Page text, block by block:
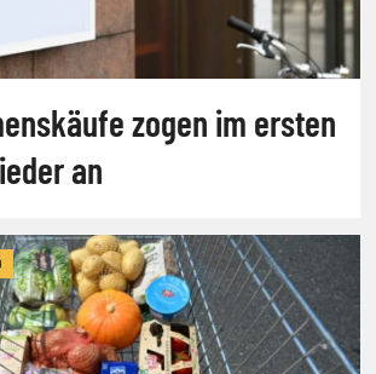
zogen im ersten
an